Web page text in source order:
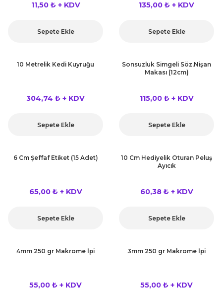
11,50 ₺ + KDV
Sepete Ekle
135,00 ₺ + KDV
Sepete Ekle
10 Metrelik Kedi Kuyruğu
304,74 ₺ + KDV
Sepete Ekle
Sonsuzluk Simgeli Söz,Nişan
Makası (12cm)
115,00 ₺ + KDV
Sepete Ekle
6 Cm Şeffaf Etiket (15 Adet)
65,00 ₺ + KDV
Sepete Ekle
10 Cm Hediyelik Oturan Peluş
Ayıcık
60,38 ₺ + KDV
Sepete Ekle
4mm 250 gr Makrome İpi
55,00 ₺ + KDV
3mm 250 gr Makrome İpi
55,00 ₺ + KDV